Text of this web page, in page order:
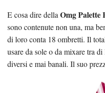
E cosa dire della Omg Palette
sono contenute non una, ma
di loro conta 18 ombretti. Il
usare da sole o da mixare tra
diversi e mai banali. Il suo